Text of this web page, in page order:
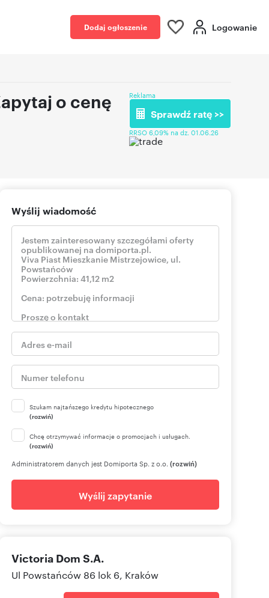
Dodaj ogłoszenie Logowanie
o cenę Reklama
Sprawdź ratę >>
RRSO 6,09% na dz. 01.06.26
Wyślij wiadomość
Szukam najtańszego kredytu hipotecznego
(rozwiń)
Chcę otrzymywać informacje o promocjach i usługach.
(rozwiń)
Administratorem danych jest Domiporta Sp. z o.o. (rozwiń)
Wyślij zapytanie
Victoria Dom S.A.
Ul Powstańców 86 lok 6, Kraków